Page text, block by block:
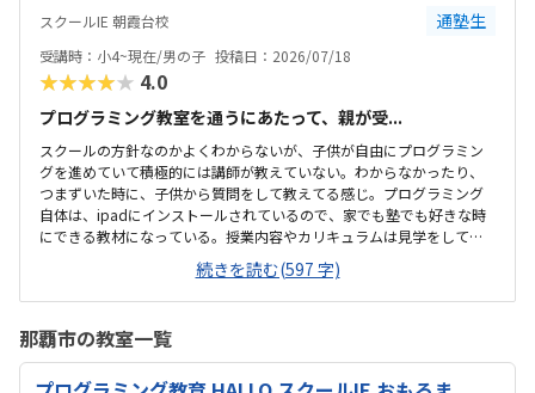
スクールIE 朝霞台校 通塾生
受講時：小4~現在/男の子 投稿日：2026/07/18
★★★★★ 4.0
プログラミング教室を通うにあたって、親が受...
スクールの方針なのかよくわからないが、子供が自由にプログラミン
グを進めていて積極的には講師が教えていない。わからなかったり、
つまずいた時に、子供から質問をして教えてる感じ。プログラミング
自体は、ipadにインストールされているので、家でも塾でも好きな時
にできる教材になっている。授業内容やカリキュラムは見学をしてい
ないので子供の話だが、積極的に講師が教えていないみたい。月1回は
プログラミングで作ったものを発表すると聞いていたが、実施してな
いみたい。駅からは徒歩ですぐ来れる距離で、一本道だから迷うこと
は路上駐車になります。駐輪スペースはあるので子供一人でも近い人
なら行けると思います。奥の方まで覗いたことはないので詳しくはわ
からないが、入り口や教室の内装は奇麗だと思います。気軽に入りや
続きを読む(597 字)
那覇市の教室一覧